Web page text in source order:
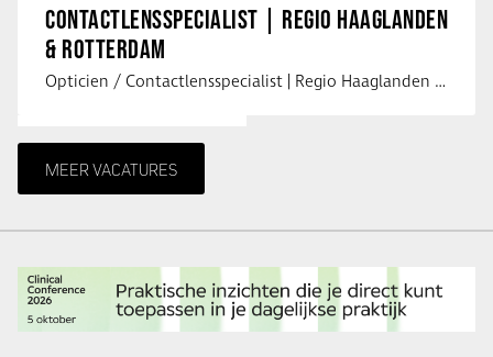
CONTACTLENSSPECIALIST | REGIO HAAGLANDEN
& ROTTERDAM
Opticien / Contactlensspecialist | Regio Haaglanden & Rotterdam Saludos uit …
MEER VACATURES